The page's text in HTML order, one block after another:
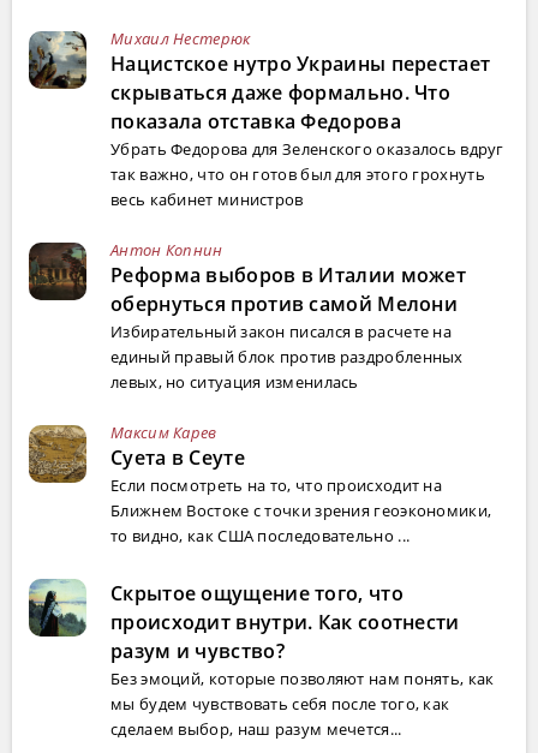
Михаил Нестерюк
Нацистское нутро Украины перестает
скрываться даже формально. Что
показала отставка Федорова
Убрать Федорова для Зеленского оказалось вдруг
так важно, что он готов был для этого грохнуть
весь кабинет министров
Антон Копнин
Реформа выборов в Италии может
обернуться против самой Мелони
Избирательный закон писался в расчете на
единый правый блок против раздробленных
левых, но ситуация изменилась
Максим Карев
Суета в Сеуте
Если посмотреть на то, что происходит на
Ближнем Востоке с точки зрения геоэкономики,
то видно, как США последовательно ...
Скрытое ощущение того, что
происходит внутри. Как соотнести
разум и чувство?
Без эмоций, которые позволяют нам понять, как
мы будем чувствовать себя после того, как
сделаем выбор, наш разум мечется...